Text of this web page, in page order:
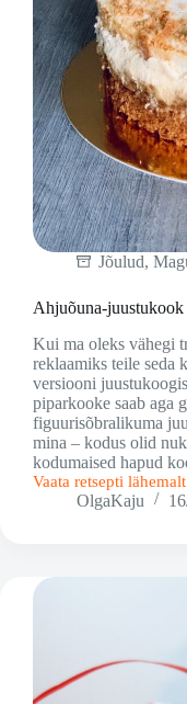
Jõulud,
Ahjuõuna-juustukook
Kui ma oleks vähegi
reklaamiks teile seda
versiooni
piparkooke saab aga
figuurisõbralikuma
mina – kodus olid
kodumaised hapud
Vaata retsepti lähemalt
Ahjuõuna-
juustukookOlgaKaju